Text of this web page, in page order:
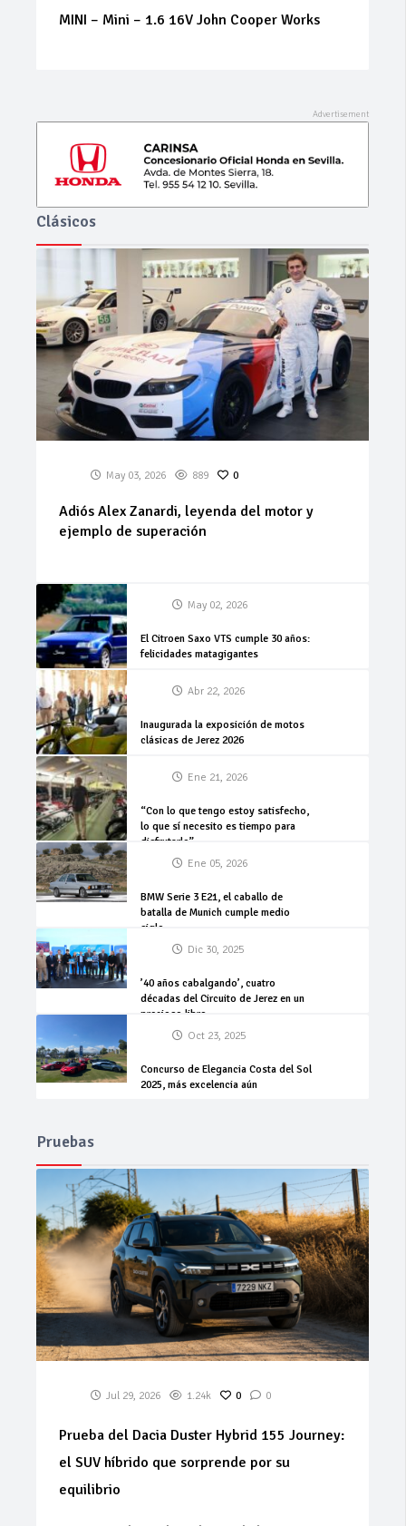
HYUNDAI – Kona – 1.0 T-GDI 88 kW4x2 Tecno
Clásicos
May 03, 2026 889 0
Adiós Alex Zanardi, leyenda del motor y
ejemplo de superación
May 02, 2026
El Citroen Saxo VTS cumple 30 años:
felicidades matagigantes
Abr 22, 2026
Inaugurada la exposición de motos
clásicas de Jerez 2026
Ene 21, 2026
“Con lo que tengo estoy satisfecho,
lo que sí necesito es tiempo para
disfrutarlo”
Ene 05, 2026
BMW Serie 3 E21, el caballo de
batalla de Munich cumple medio
siglo
Dic 30, 2025
’40 años cabalgando’, cuatro
décadas del Circuito de Jerez en un
precioso libro
Oct 23, 2025
Concurso de Elegancia Costa del Sol
2025, más excelencia aún
Pruebas
Jul 29, 2026 1.24k 0 0
Prueba del Dacia Duster Hybrid 155 Journey:
el SUV híbrido que sorprende por su
equilibrio